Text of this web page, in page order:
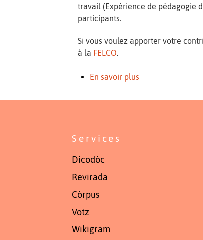
travail (Expérience de pédagogie
participants.
Si vous voulez apporter votre
à la FELCO.
En savoir plus
Services
Dicodòc
Revirada
Còrpus
Votz
Wikigram